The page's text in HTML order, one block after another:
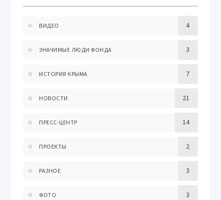
ВИДЕО 4
ЗНАЧИМЫЕ ЛЮДИ ФОНДА 3
ИСТОРИЯ КРЫМА 7
НОВОСТИ 21
ПРЕСС-ЦЕНТР 14
ПРОЕКТЫ 2
РАЗНОЕ 3
ФОТО 3